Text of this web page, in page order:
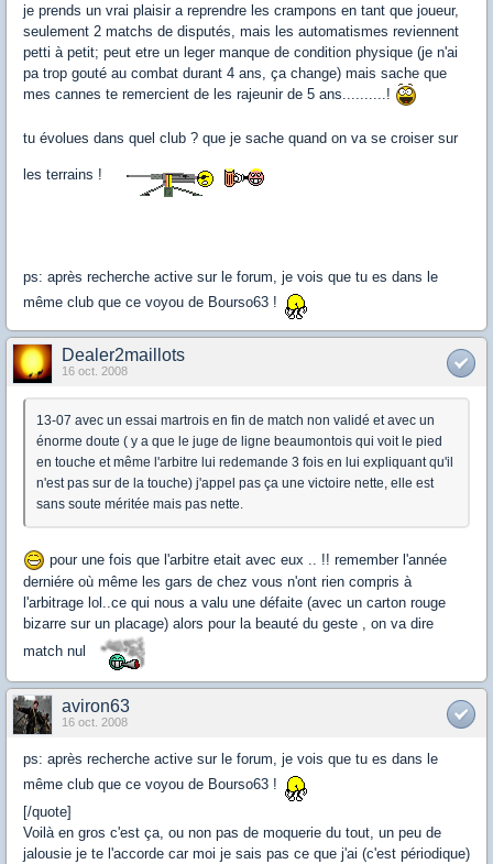
je prends un vrai plaisir a reprendre les crampons en tant que joueur,
seulement 2 matchs de disputés, mais les automatismes reviennent
petti à petit; peut etre un leger manque de condition physique (je n'ai
pa trop gouté au combat durant 4 ans, ça change) mais sache que
mes cannes te remercient de les rajeunir de 5 ans..........!
tu évolues dans quel club ? que je sache quand on va se croiser sur
les terrains !
ps: après recherche active sur le forum, je vois que tu es dans le
même club que ce voyou de Bourso63 !
Dealer2maillots
16 oct. 2008
13-07 avec un essai martrois en fin de match non validé et avec un
énorme doute ( y a que le juge de ligne beaumontois qui voit le pied
en touche et même l'arbitre lui redemande 3 fois en lui expliquant qu'il
n'est pas sur de la touche) j'appel pas ça une victoire nette, elle est
sans soute méritée mais pas nette.
pour une fois que l'arbitre etait avec eux .. !! remember l'année
derniére où même les gars de chez vous n'ont rien compris à
l'arbitrage lol..ce qui nous a valu une défaite (avec un carton rouge
bizarre sur un placage) alors pour la beauté du geste , on va dire
match nul
aviron63
16 oct. 2008
ps: après recherche active sur le forum, je vois que tu es dans le
même club que ce voyou de Bourso63 !
[/quote]
Voilà en gros c'est ça, ou non pas de moquerie du tout, un peu de
jalousie je te l'accorde car moi je sais pas ce que j'ai (c'est périodique)